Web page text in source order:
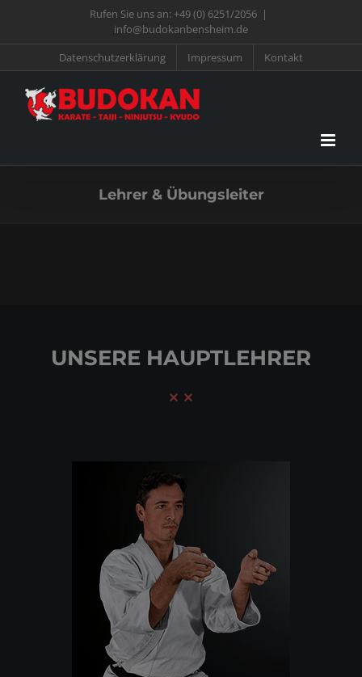
Rufen Sie uns an: +49 (0) 6251/2056 |
info@budokanbensheim.de
Datenschutzerklärung
Impressum Kontakt
Lehrer & Übungsleiter
UNSERE HAUPTLEHRER